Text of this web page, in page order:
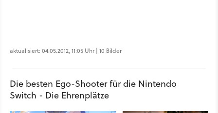
aktualisiert: 04.05.2012, 11:05 Uhr | 10 Bilder
Die besten Ego-Shooter für die Nintendo
Switch - Die Ehrenplätze